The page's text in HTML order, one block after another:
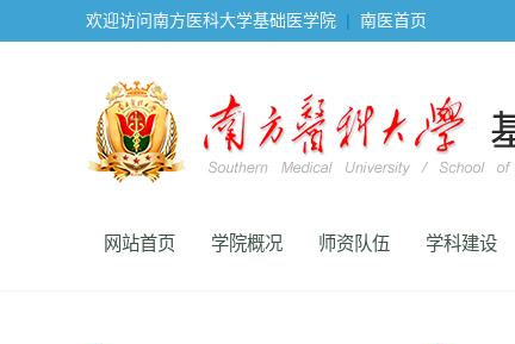
欢迎访问南方医科大学基础医学院 | 南医首页
网站首页 学院概况 师资队伍 学科建设